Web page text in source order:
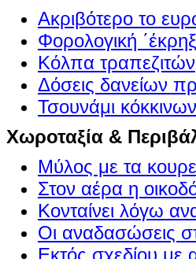
Ακριβότερο το
Φορολογική
Κόλπα τραπεζιτών
Δόσεις δανείων
Τσουνάμι
Χωροταξία &
Μύλος με τα
Στον αέρα η
Κονταίνει λόγω
Οι αναδασώσεις
Εκτός σχεδίου με